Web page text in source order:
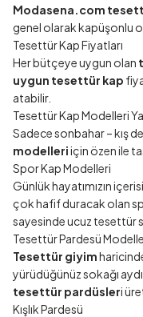
Modasena.com
genel olarak kapüşonlu
Tesettür Kap Fiyatları
Her bütçeye uygun olan
uygun tesettür kap
atabilir.
Tesettür Kap Modelleri
Sadece sonbahar – kış
modelleriiçin özen ile
Spor Kap Modelleri
Günlük hayatımızın
çok hafif duracak olan
sayesinde ucuz tesettür
Tesettür Pardesü
Tesettür giyim
yürüdüğünüz sokağı
tesettür pardüsleri
Kışlık Pardesü